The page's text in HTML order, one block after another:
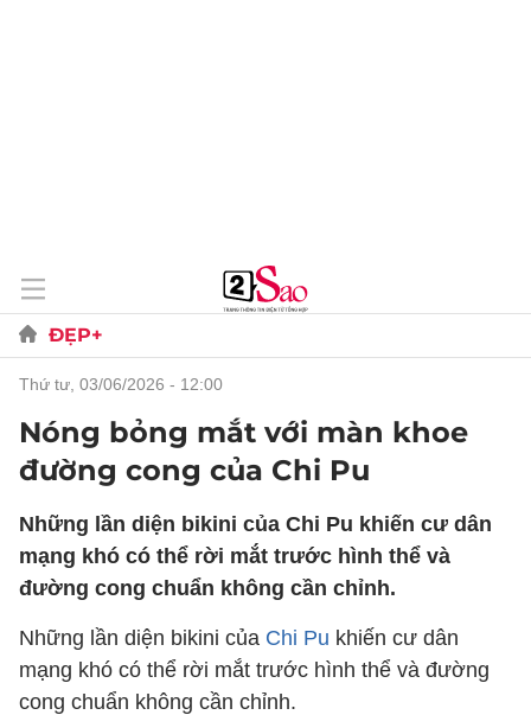
ĐẸP+
thứ tư, 03/06/2026 - 12:00
Nóng bỏng mắt với màn khoe
đường cong của Chi Pu
Những lần diện bikini của Chi Pu khiến cư dân
mạng khó có thể rời mắt trước hình thể và
đường cong chuẩn không cần chỉnh.
Những lần diện bikini của Chi Pu khiến cư dân
mạng khó có thể rời mắt trước hình thể và đường
cong chuẩn không cần chỉnh.